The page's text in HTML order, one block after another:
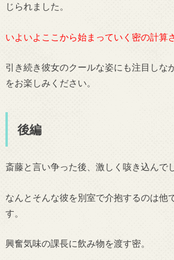
じられました。
いよいよここから始まっていく密の計算
引き続き彼女のクールな姿にも注目しな
をお楽しみください。
後編
斎藤と言い争った後、激しく咳き込んで
なんとそんな彼を別室で介抱するのは他
す。
興奮気味の課長に飲み物を渡す密。